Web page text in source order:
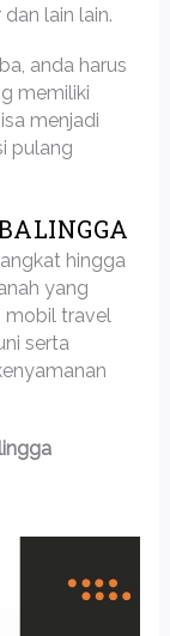
lain lain.
anda harus
memiliki
menjadi
pulang
hingga
yang
mobil travel
serta